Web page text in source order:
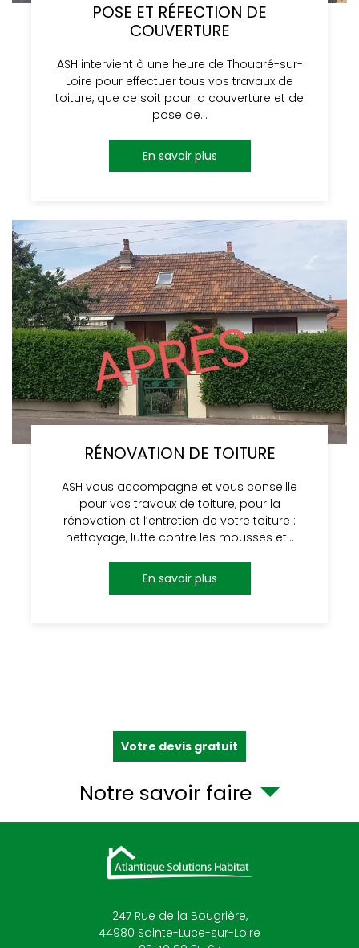
POSE ET RÉFECTION DE
COUVERTURE
ASH intervient à une heure de Thouaré-sur-
Loire pour effectuer tous vos travaux de
toiture, que ce soit pour la couverture et de
pose de…
En savoir plus
RÉNOVATION DE TOITURE
ASH vous accompagne et vous conseille
pour vos travaux de toiture, pour la
rénovation et l’entretien de votre toiture :
nettoyage, lutte contre les mousses et…
En savoir plus
Votre devis gratuit
Notre savoir faire
247 Rue de la Bougrière,
44980 Sainte-Luce-sur-Loire